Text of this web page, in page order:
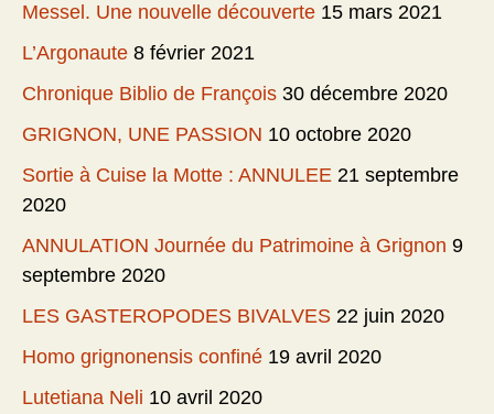
Messel. Une nouvelle découverte 15 mars 2021
L’Argonaute 8 février 2021
Chronique Biblio de François 30 décembre 2020
GRIGNON, UNE PASSION 10 octobre 2020
Sortie à Cuise la Motte : ANNULEE 21 septembre
2020
ANNULATION Journée du Patrimoine à Grignon 9
septembre 2020
LES GASTEROPODES BIVALVES 22 juin 2020
Homo grignonensis confiné 19 avril 2020
Lutetiana Neli 10 avril 2020